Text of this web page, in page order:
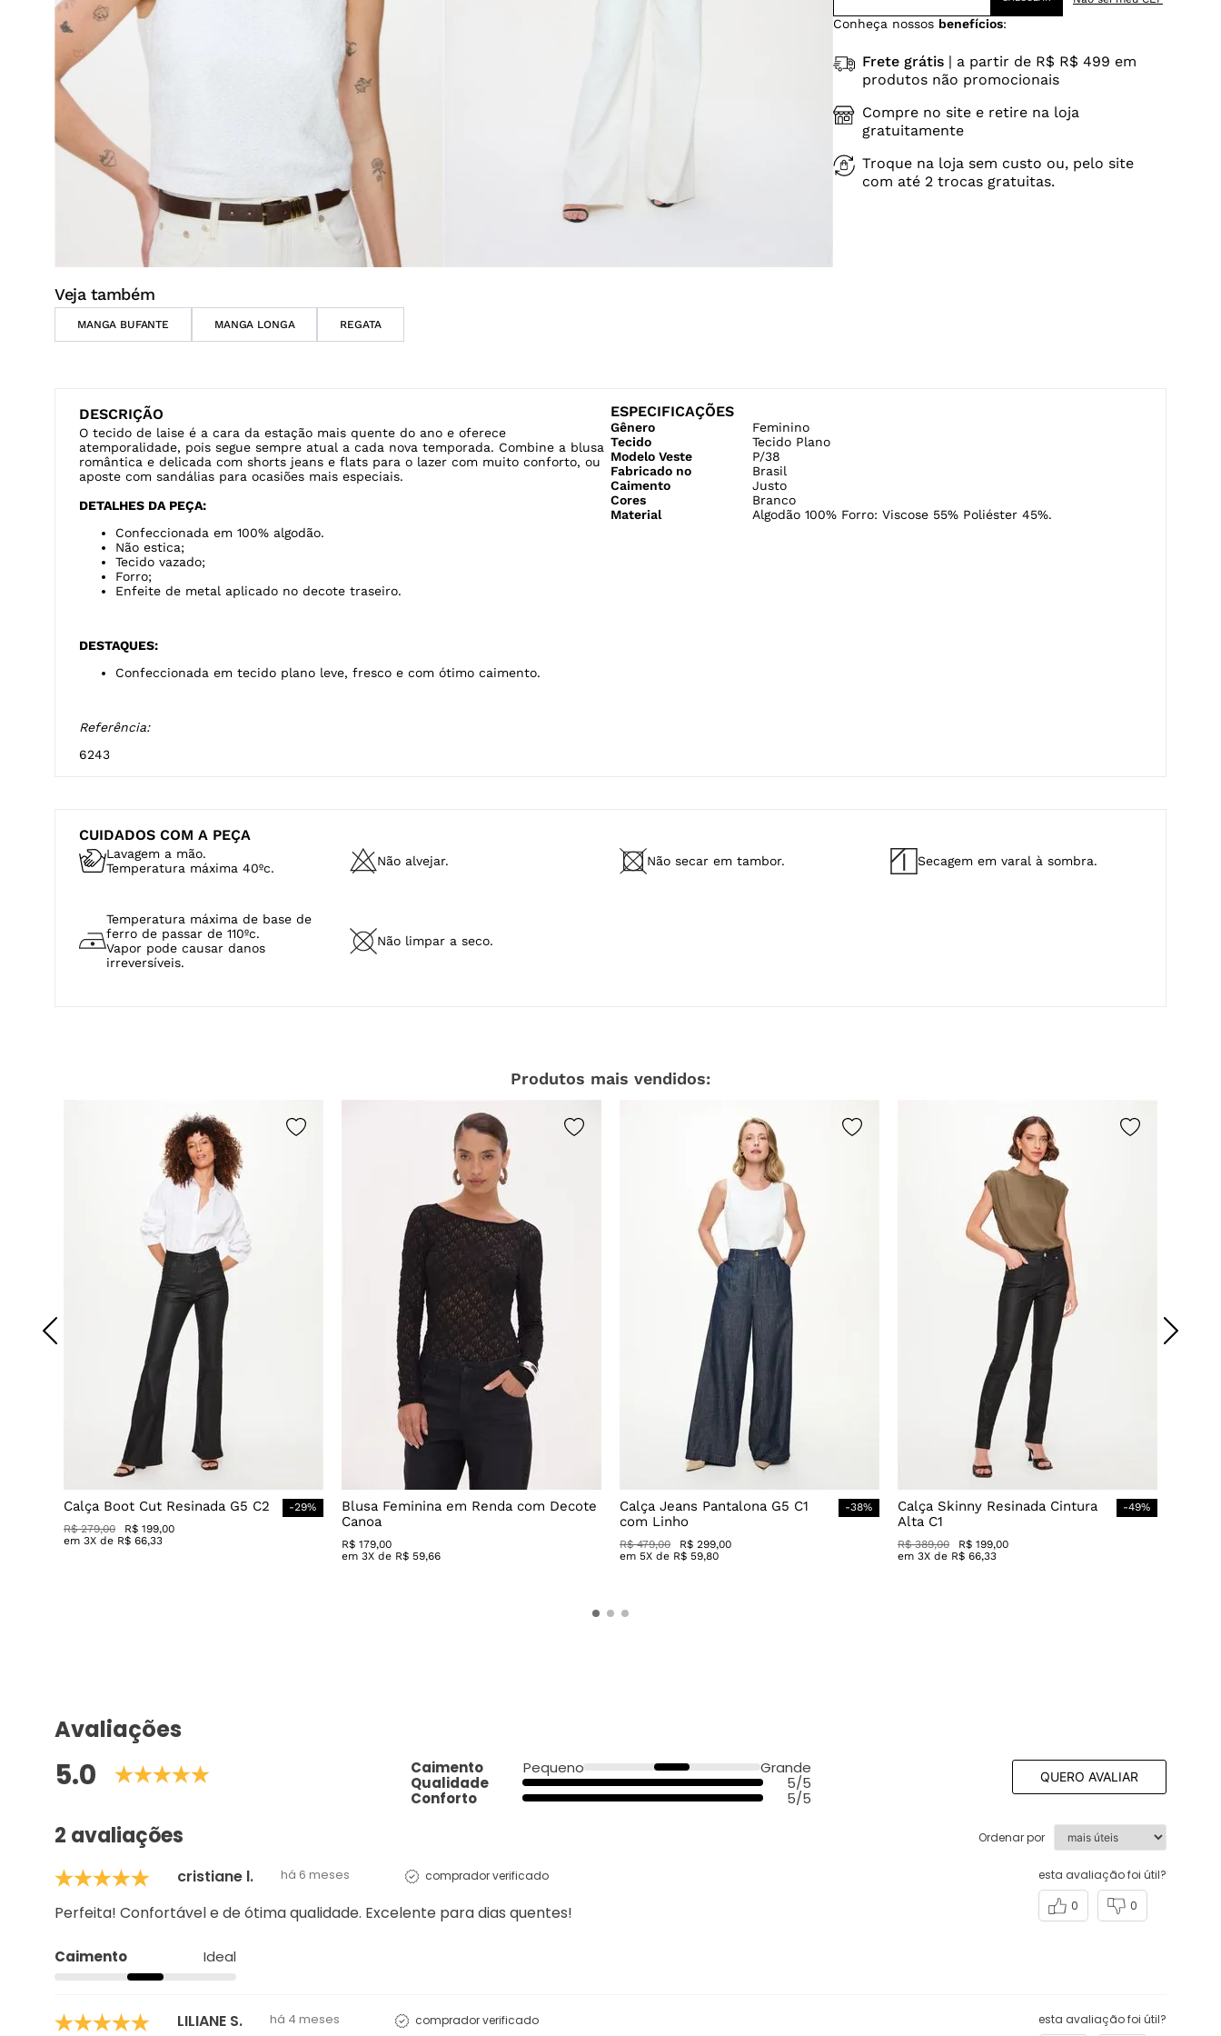
Conheça nossos benefícios:
Frete grátis| a partir de R$ R$ 499 em
produtos não promocionais
Compre no site e retire na loja
gratuitamente
Troque na loja sem custo ou, pelo site
com até 2 trocas gratuitas.
Veja também
MANGA BUFANTE MANGA LONGA REGATA
DESCRIÇÃO
O tecido de laise é a cara da estação mais quente do ano e oferece
atemporalidade, pois segue sempre atual a cada nova temporada. Combine a blusa
romântica e delicada com shorts jeans e flats para o lazer com muito conforto, ou
aposte com sandálias para ocasiões mais especiais.
DETALHES DA PEÇA:
Confeccionada em 100% algodão.
Não estica;
Tecido vazado;
Forro;
Enfeite de metal aplicado no decote traseiro.
DESTAQUES:
Confeccionada em tecido plano leve, fresco e com ótimo caimento.
Referência:
6243
ESPECIFICAÇÕES
Gênero
Feminino
Tecido
Tecido Plano
Modelo Veste
P/38
Fabricado no
Brasil
Caimento
Justo
Cores
Branco
Material
Algodão 100% Forro: Viscose 55% Poliéster 45%.
CUIDADOS COM A PEÇA
Lavagem a mão.
Temperatura máxima 40ºc.
Não alvejar. Não secar em tambor. Secagem em varal à sombra.
Temperatura máxima de base de
ferro de passar de 110ºc.
Vapor pode causar danos
irreversíveis.
Não limpar a seco.
Produtos mais vendidos:
Calça Boot Cut Resinada G5 C2 -29%
R$ 279,00 R$ 199,00
em3X de R$ 66,33
Blusa Feminina em Renda com Decote
Canoa
R$ 179,00
em3X de R$ 59,66
Calça Jeans Pantalona G5 C1
com Linho
-38%
R$ 479,00 R$ 299,00
em 5X de R$ 59,80
Calça Skinny Resinada Cintura
Alta C1
-49%
R$ 389,00 R$ 199,00
em3X de R$ 66,33
Avaliações
5.0 Caimento Pequeno
Grande
Qualidade
5/5
Conforto
5/5
QUERO AVALIAR
2 avaliações Ordenar por
cristiane l. há 6 meses comprador verificado
Perfeita! Confortável e de ótima qualidade. Excelente para dias quentes!
Caimento Ideal
esta avaliação foi útil?
0
0
LILIANE S. há 4 meses comprador verificado esta avaliação foi útil?